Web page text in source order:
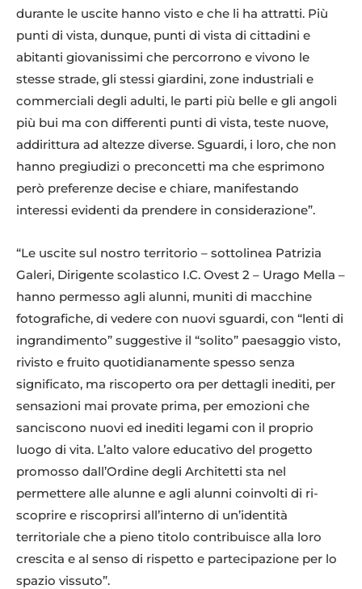
durante le uscite hanno visto e che li ha attratti. Più
punti di vista, dunque, punti di vista di cittadini e
abitanti giovanissimi che percorrono e vivono le
stesse strade, gli stessi giardini, zone industriali e
commerciali degli adulti, le parti più belle e gli angoli
più bui ma con differenti punti di vista, teste nuove,
addirittura ad altezze diverse. Sguardi, i loro, che non
hanno pregiudizi o preconcetti ma che esprimono
però preferenze decise e chiare, manifestando
interessi evidenti da prendere in considerazione”.
“Le uscite sul nostro territorio – sottolinea Patrizia
Galeri, Dirigente scolastico I.C. Ovest 2 – Urago Mella –
hanno permesso agli alunni, muniti di macchine
fotografiche, di vedere con nuovi sguardi, con “lenti di
ingrandimento” suggestive il “solito” paesaggio visto,
rivisto e fruito quotidianamente spesso senza
significato, ma riscoperto ora per dettagli inediti, per
sensazioni mai provate prima, per emozioni che
sanciscono nuovi ed inediti legami con il proprio
luogo di vita. L’alto valore educativo del progetto
promosso dall’Ordine degli Architetti sta nel
permettere alle alunne e agli alunni coinvolti di ri-
scoprire e riscoprirsi all’interno di un’identità
territoriale che a pieno titolo contribuisce alla loro
crescita e al senso di rispetto e partecipazione per lo
spazio vissuto”.